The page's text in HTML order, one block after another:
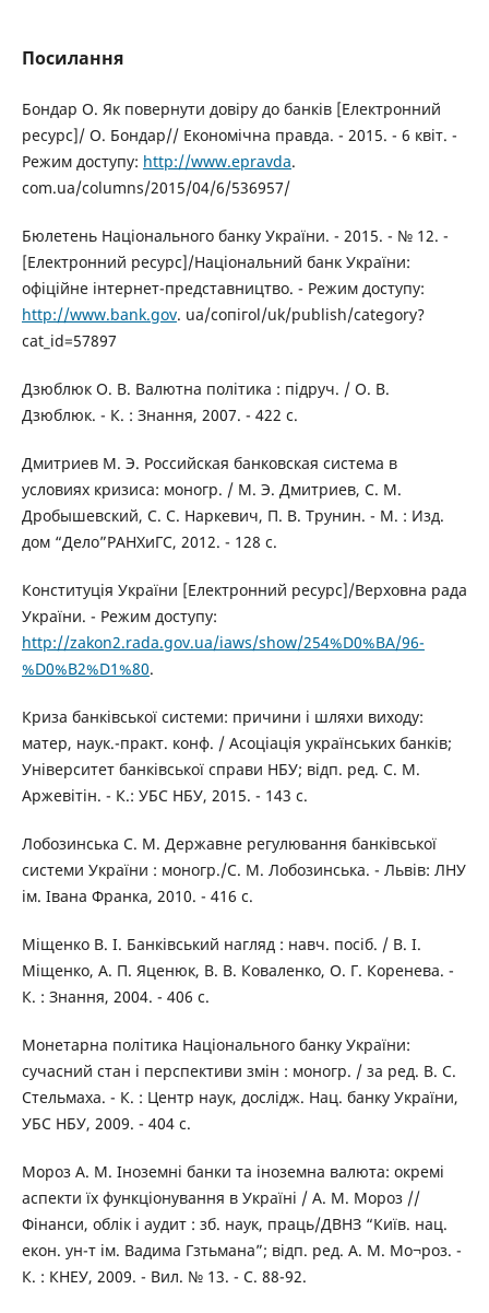
Посилання
Бондар О. Як повернути довіру до банків [Електронний
ресурс]/ О. Бондар// Економічна правда. - 2015. - 6 квіт. -
Режим доступу: http://www.epravda.
com.ua/columns/2015/04/6/536957/
Бюлетень Національного банку України. - 2015. - № 12. -
[Електронний ресурс]/Національний банк України:
офіційне інтернет-представництво. - Режим доступу:
http://www.bank.gov. uа/сопігоl/uk/publish/category?
cat_id=57897
Дзюблюк О. В. Валютна політика : підруч. / О. В.
Дзюблюк. - К. : Знання, 2007. - 422 с.
Дмитриев М. Э. Российская банковская система в
условиях кризиса: моногр. / М. Э. Дмитриев, С. М.
Дробышевский, С. С. Наркевич, П. В. Трунин. - М. : Изд.
дом “Дело”РАНХиГС, 2012. - 128 с.
Конституція України [Електронний ресурс]/Верховна рада
України. - Режим доступу:
http://zakon2.rada.gov.ua/iaws/show/254%D0%BA/96-
%D0%B2%D1%80.
Криза банківської системи: причини і шляхи виходу:
матер, наук.-практ. конф. / Асоціація українських банків;
Університет банківської справи НБУ; відп. ред. С. М.
Аржевітін. - К.: УБС НБУ, 2015. - 143 с.
Лобозинська С. М. Державне регулювання банківської
системи України : моногр./С. М. Лобозинська. - Львів: ЛНУ
ім. Івана Франка, 2010. - 416 с.
Міщенко В. І. Банківський нагляд : навч. посіб. / В. І.
Міщенко, А. П. Яценюк, В. В. Коваленко, О. Г. Коренева. -
К. : Знання, 2004. - 406 с.
Монетарна політика Національного банку України:
сучасний стан і перспективи змін : моногр. / за ред. В. С.
Стельмаха. - К. : Центр наук, дослідж. Нац. банку України,
УБС НБУ, 2009. - 404 с.
Мороз А. М. Іноземні банки та іноземна валюта: окремі
аспекти їх функціонування в Україні / А. М. Мороз //
Фінанси, облік і аудит : зб. наук, праць/ДВНЗ “Київ. нац.
екон. ун-т ім. Вадима Гзтьмана”; відп. ред. А. М. Мо¬роз. -
К. : КНЕУ, 2009. - Вил. № 13. - С. 88-92.